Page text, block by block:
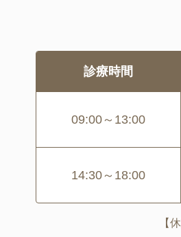
診療時間
09:00～13:00
14:30～18:00
【